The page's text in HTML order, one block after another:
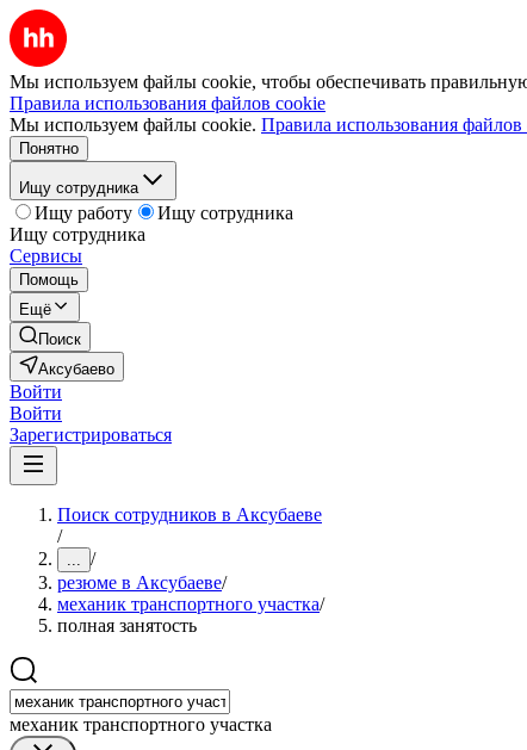
Мы используем файлы cookie, чтобы обеспечивать
Правила использования файлов cookie
Мы используем файлы cookie. Правила использования файлов
Понятно
Ищу сотрудника
Ищу работу
Ищу сотрудника
Ищу сотрудника
Сервисы
Помощь
Ещё
Поиск
Аксубаево
Войти
Войти
Зарегистрироваться
Поиск сотрудников в Аксубаеве
/
... /
резюме в Аксубаеве/
механик транспортного участка/
полная занятость
механик транспортного участка